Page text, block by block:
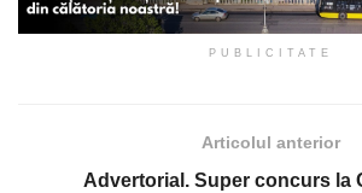
PUBLICITATE
Articolul anterior
Advertorial. Super concurs la